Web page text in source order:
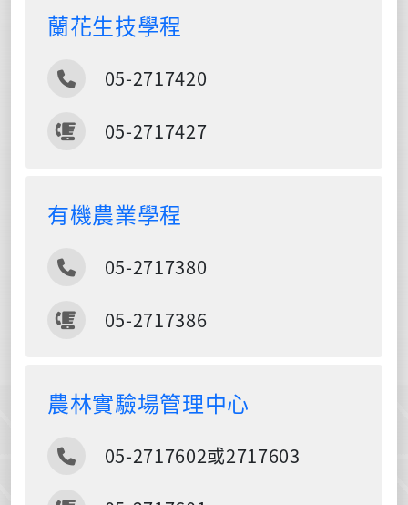
蘭花生技學程
電話
05-2717420
傳真
05-2717427
有機農業學程
電話
05-2717380
傳真
05-2717386
農林實驗場管理中心
電話
05-2717602或2717603